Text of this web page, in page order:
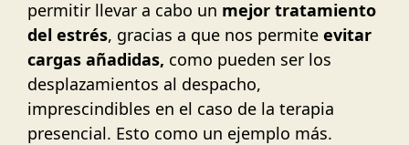
permitir llevar a cabo un mejor tratamiento
del estrés, gracias a que nos permite evitar
cargas añadidas, como pueden ser los
desplazamientos al despacho,
imprescindibles en el caso de la terapia
presencial. Esto como un ejemplo más.